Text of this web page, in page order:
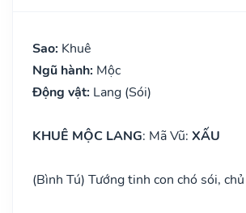
Sao: Khuê
Ngũ hành: Mộc
Động vật: Lang (Sói)
KHUÊ MỘC LANG: Mã Vũ: XẤU
(Bình Tú) Tướng tinh con chó sói,